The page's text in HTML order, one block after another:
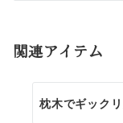
ン
関連アイテム
枕木でギック